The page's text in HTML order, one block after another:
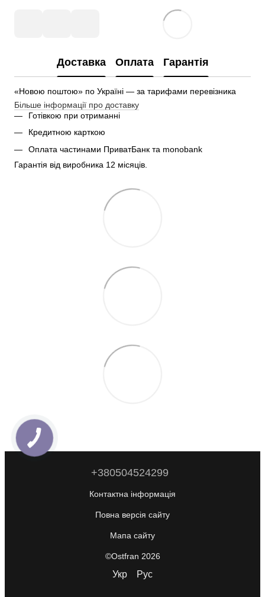
Доставка Оплата Гарантія
«Новою поштою» по Україні — за тарифами перевізника
Більше інформації про доставку
Готівкою при отриманні
Кредитною карткою
Оплата частинами ПриватБанк та monobank
Гарантія від виробника 12 місяців.
+380504524299
Контактна інформація
Повна версія сайту
Мапа сайту
©Ostfran 2026
Укр Рус